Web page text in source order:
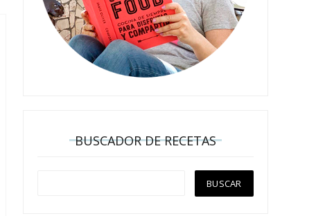
BUSCADOR DE RECETAS